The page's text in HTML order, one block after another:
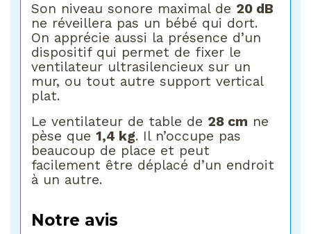
Son niveau sonore maximal de 20 dB
ne réveillera pas un bébé qui dort.
On apprécie aussi la présence d’un
dispositif qui permet de fixer le
ventilateur ultrasilencieux sur un
mur, ou tout autre support vertical
plat.
Le ventilateur de table de 28 cm ne
pèse que1,4 kg. Il n’occupe pas
beaucoup de place et peut
facilement être déplacé d’un endroit
à un autre.
Notre avis